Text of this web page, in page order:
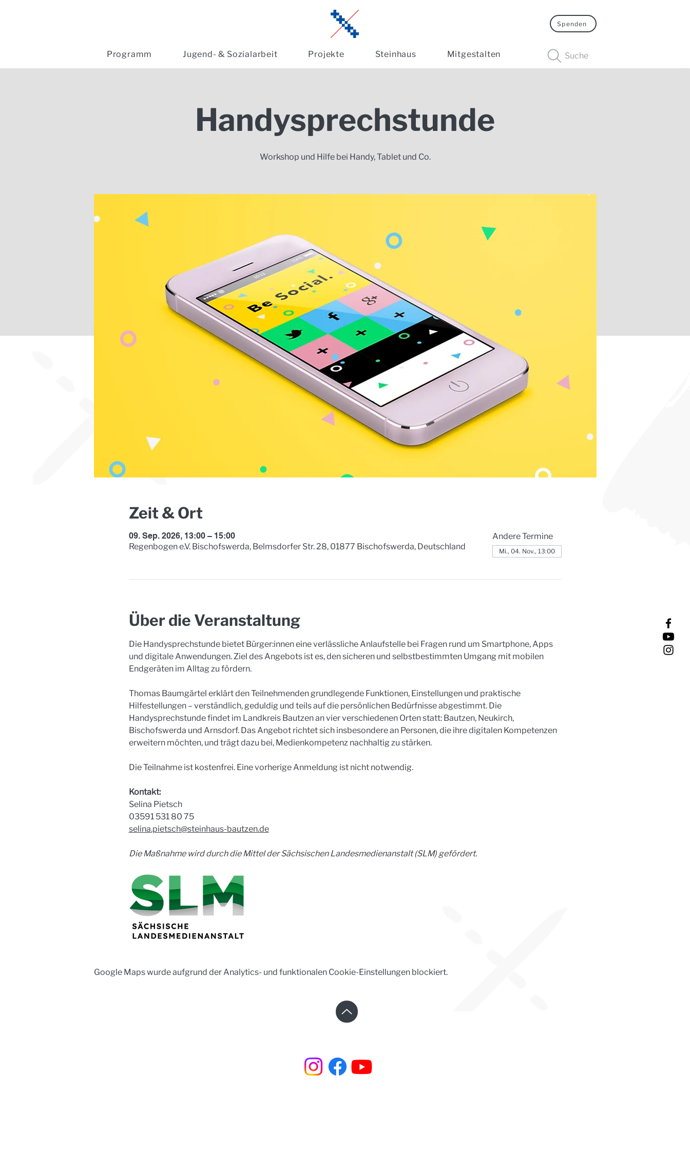
Programm Jugend- & Sozialarbeit Projekte Steinhaus Mitgestalten
Spenden
Suche
Handysprechstunde
Workshop und Hilfe bei Handy, Tablet und Co.
Zeit & Ort
09. Sep. 2026, 13:00 – 15:00
Regenbogen e.V. Bischofswerda, Belmsdorfer Str. 28, 01877 Bischofswerda, Deutschland
Andere Termine
Mi., 04. Nov., 13:00
Über die Veranstaltung
Die Handysprechstunde bietet Bürger:innen eine verlässliche Anlaufstelle bei Fragen rund um Smartphone, Apps
und digitale Anwendungen. Ziel des Angebots ist es, den sicheren und selbstbestimmten Umgang mit mobilen
Endgeräten im Alltag zu fördern.
Thomas Baumgärtel erklärt den Teilnehmenden grundlegende Funktionen, Einstellungen und praktische
Hilfestellungen – verständlich, geduldig und teils auf die persönlichen Bedürfnisse abgestimmt. Die
Handysprechstunde findet im Landkreis Bautzen an vier verschiedenen Orten statt: Bautzen, Neukirch,
Bischofswerda und Arnsdorf. Das Angebot richtet sich insbesondere an Personen, die ihre digitalen Kompetenzen
erweitern möchten, und trägt dazu bei, Medienkompetenz nachhaltig zu stärken.
Die Teilnahme ist kostenfrei. Eine vorherige Anmeldung ist nicht notwendig.
Kontakt:
Selina Pietsch
03591 531 80 75
selina.pietsch@steinhaus-bautzen.de
Die Maßnahme wird durch die Mittel der Sächsischen Landesmedienanstalt (SLM) gefördert.
Google Maps wurde aufgrund der Analytics- und funktionalen Cookie-Einstellungen blockiert.